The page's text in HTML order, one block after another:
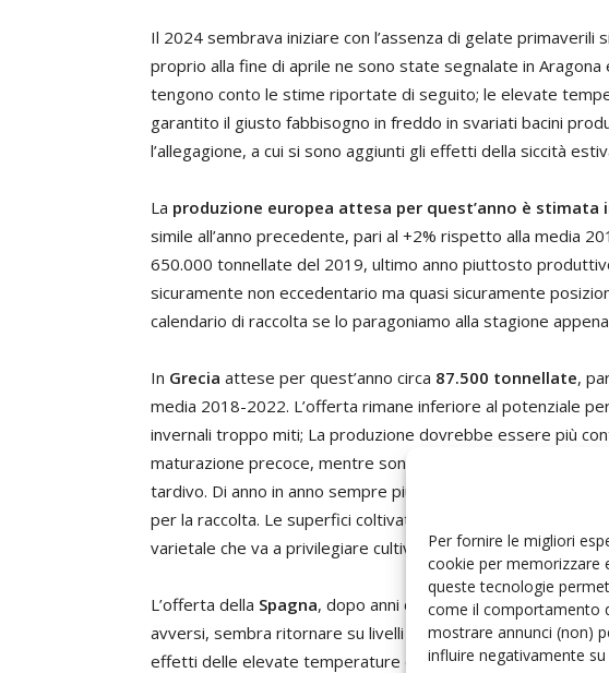
Per fornire le migliori
cookie per memorizzare
queste tecnologie
come il comportamento
mostrare annunci (non)
influire negativamente
Il 2024 sembrava iniziare con l’assenza di gelate primaverili
proprio alla fine di aprile ne sono state segnalate in Aragona
tengono conto le stime riportate di seguito; le elevate
garantito il giusto fabbisogno in freddo in svariati bacini
l’allegagione, a cui si sono aggiunti gli effetti della siccità
La produzione europea attesa per quest’anno è stimata
simile all’anno precedente, pari al +2% rispetto alla media
650.000 tonnellate del 2019, ultimo anno piuttosto
sicuramente non eccedentario ma quasi sicuramente
calendario di raccolta se lo paragoniamo alla stagione
In Grecia attese per quest’anno circa 87.500 tonnellate,
media 2018-2022. L’offerta rimane inferiore al potenziale
invernali troppo miti; La produzione dovrebbe essere più
maturazione precoce, mentre sono attese produzioni
tardivo. Di anno in anno sempre più rilevante la mancanza o
per la raccolta. Le superfici coltivate ad albicocco in Grecia
varietale che va a privilegiare cultivar più colorate a scapito
L’offerta della Spagna, dopo anni di produzioni deficitarie o
avversi, sembra ritornare su livelli più elevati, pur
effetti delle elevate temperature del 2023 e per la